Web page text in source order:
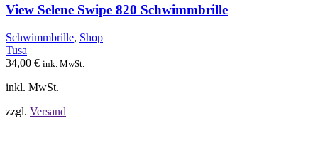
auf.
Die
Optionen
können
View Selene Swipe 820 Schwimmbrille
Schwimmbrille, Shop
Tusa
34,00 € ink. MwSt.
inkl. MwSt.
zzgl. Versand